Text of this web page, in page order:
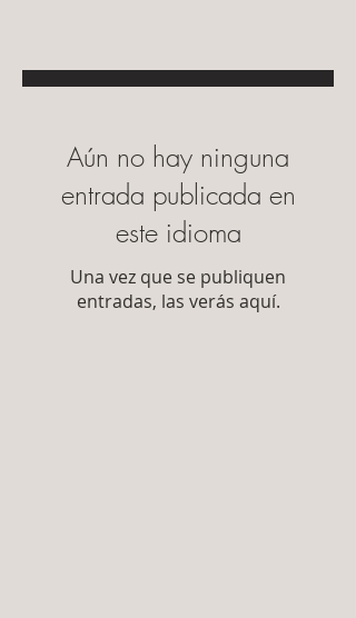
Aún no hay ninguna
entrada publicada en
este idioma
Una vez que se publiquen
entradas, las verás aquí.